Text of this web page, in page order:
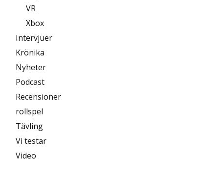
VR
Xbox
Intervjuer
Krönika
Nyheter
Podcast
Recensioner
rollspel
Tävling
Vi testar
Video